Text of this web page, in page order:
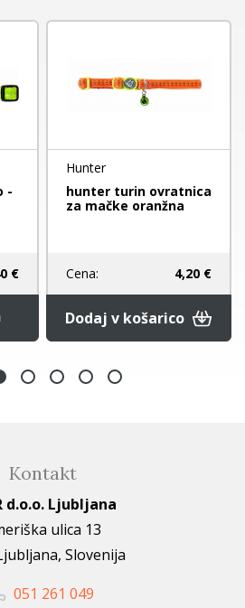
-
€
Hunter
hunter turin ovratnica
za mačke oranžna
Cena: 4,20 €
Dodaj v košarico
Kontakt
d.o.o. Ljubljana
ulica 13
Slovenija
051 261 049